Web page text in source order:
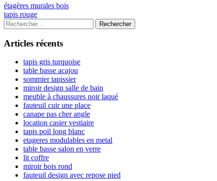
Navigation
de
l’article
Previous
article:
étagères murales bois
Next
article:
tapis rouge
Colonne
latérale
principale
Rechercher :
Articles récents
tapis gris turquoise
table basse acajou
sommier tapissier
miroir design salle de bain
meuble à chaussures noir laqué
fauteuil cuir une place
canape pas cher angle
location casier vestiaire
tapis poil long blanc
etageres modulables en metal
table basse salon en verre
lit coffre
miroir bois rond
fauteuil design avec repose pied